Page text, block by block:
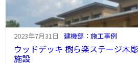
2023年7月31日 建機部：施工事例
ウッドデッキ 樹ら楽ステージ木
施設